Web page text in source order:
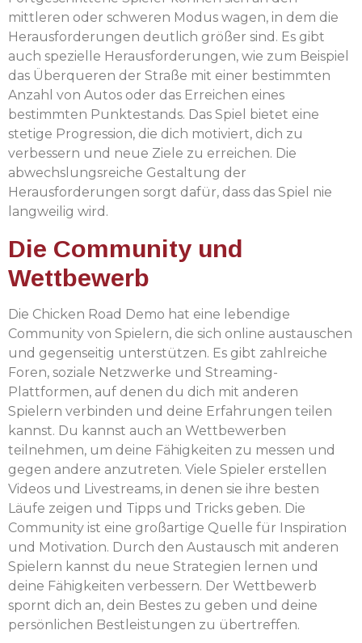
mittleren oder schweren Modus wagen, in dem die
Herausforderungen deutlich größer sind. Es gibt
auch spezielle Herausforderungen, wie zum Beispiel
das Überqueren der Straße mit einer bestimmten
Anzahl von Autos oder das Erreichen eines
bestimmten Punktestands. Das Spiel bietet eine
stetige Progression, die dich motiviert, dich zu
verbessern und neue Ziele zu erreichen. Die
abwechslungsreiche Gestaltung der
Herausforderungen sorgt dafür, dass das Spiel nie
langweilig wird.
Die Community und
Wettbewerb
Die Chicken Road Demo hat eine lebendige
Community von Spielern, die sich online austauschen
und gegenseitig unterstützen. Es gibt zahlreiche
Foren, soziale Netzwerke und Streaming-
Plattformen, auf denen du dich mit anderen
Spielern verbinden und deine Erfahrungen teilen
kannst. Du kannst auch an Wettbewerben
teilnehmen, um deine Fähigkeiten zu messen und
gegen andere anzutreten. Viele Spieler erstellen
Videos und Livestreams, in denen sie ihre besten
Läufe zeigen und Tipps und Tricks geben. Die
Community ist eine großartige Quelle für Inspiration
und Motivation. Durch den Austausch mit anderen
Spielern kannst du neue Strategien lernen und
deine Fähigkeiten verbessern. Der Wettbewerb
spornt dich an, dein Bestes zu geben und deine
persönlichen Bestleistungen zu übertreffen.